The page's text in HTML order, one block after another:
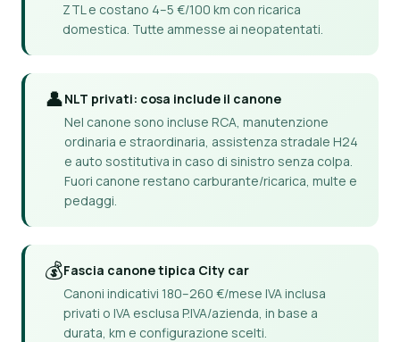
ZTL e costano 4–5 €/100 km con ricarica
domestica. Tutte ammesse ai neopatentati.
👤NLT privati: cosa include il canone
Nel canone sono incluse RCA, manutenzione
ordinaria e straordinaria, assistenza stradale H24
e auto sostitutiva in caso di sinistro senza colpa.
Fuori canone restano carburante/ricarica, multe e
pedaggi.
💰Fascia canone tipica City car
Canoni indicativi 180–260 €/mese IVA inclusa
privati o IVA esclusa P.IVA/azienda, in base a
durata, km e configurazione scelti.